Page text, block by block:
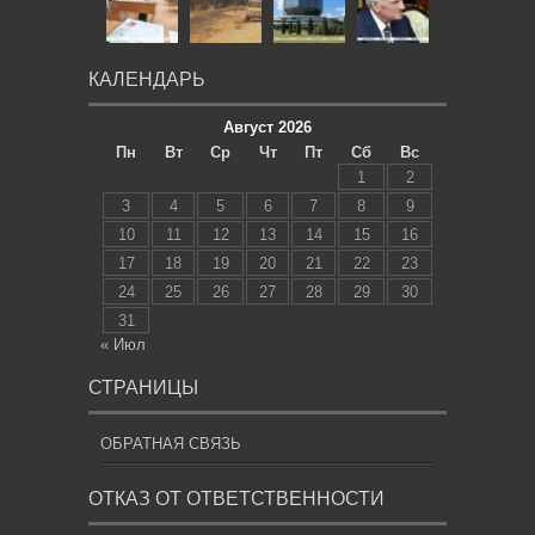
КАЛЕНДАРЬ
Август 2026
Пн
Вт Ср Чт Пт Сб
Вс
1
2
3
4 5 6 7 8
9
10
11 12 13 14 15
16
17
18 19 20 21 22
23
24
25 26 27 28 29
30
31
« Июл
СТРАНИЦЫ
ОБРАТНАЯ СВЯЗЬ
ОТКАЗ ОТ ОТВЕТСТВЕННОСТИ